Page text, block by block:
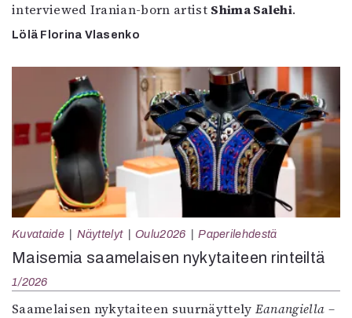
interviewed Iranian-born artist Shima Salehi.
Lölä Florina Vlasenko
Kuvataide Näyttelyt Oulu2026 Paperilehdestä
Maisemia saamelaisen nykytaiteen rinteiltä
1/2026
Saamelaisen nykytaiteen suurnäyttely Eanangiella –